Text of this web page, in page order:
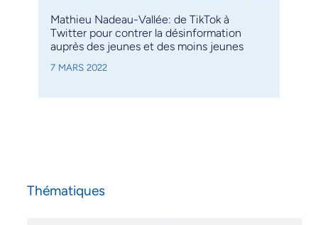
Mathieu Nadeau-Vallée: de TikTok à
Twitter pour contrer la désinformation
auprès des jeunes et des moins jeunes
7 MARS 2022
Thématiques